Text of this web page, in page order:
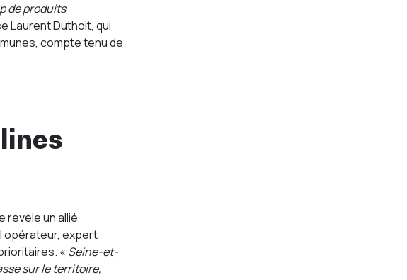
de produits
Laurent Duthoit, qui
compte tenu de
révèle un allié
opérateur, expert
« Seine-et-
sur le territoire,